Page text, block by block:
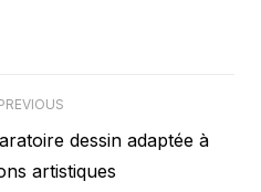
dessin adaptée à
artistiques